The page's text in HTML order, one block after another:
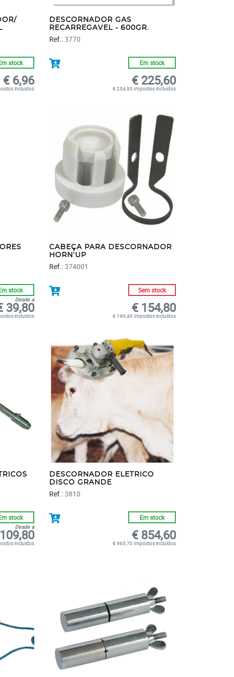
stock
€ 6,96
incluidos
DESCORNADOR GAS
RECARREGAVEL - 600GR.
Ref.:3770
Em stock
€ 225,60
€ 254,93 Impostos incluidos
stock
Desde a
39,80
incluidos
CABEÇA PARA DESCORNADOR
HORN’UP
Ref.:374001
Sem stock
€ 154,80
€ 190,40 Impostos incluidos
stock
Desde a
incluidos
DESCORNADOR ELETRICO
DISCO GRANDE
Ref.:3810
Em stock
€ 854,60
€ 965,70 Impostos incluidos